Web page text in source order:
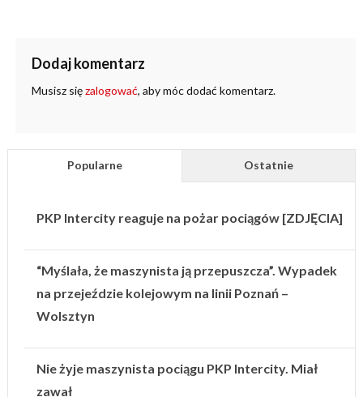
Dodaj komentarz
Musisz sięzalogować, aby móc dodać komentarz.
Popularne Ostatnie
PKP Intercity reaguje na pożar pociągów [ZDJĘCIA]
“Myślała, że maszynista ją przepuszcza”. Wypadek
na przejeździe kolejowym na linii Poznań –
Wolsztyn
Nie żyje maszynista pociągu PKP Intercity. Miał
zawał